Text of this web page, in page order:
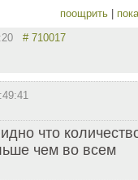
поощрить
# 710017
что
чем во всем